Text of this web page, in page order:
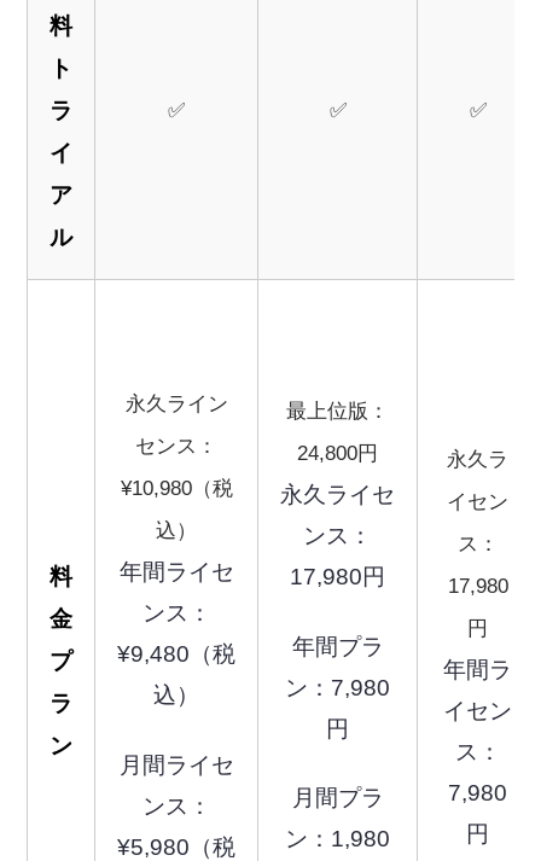
料
ト
ラ
イ
ア
ル
✅ ✅ ✅
料
金
プ
ラ
ン
永久ライン
センス：
¥10,980（税
込）
年間ライセ
ンス：
¥9,480（税
込）
月間ライセ
ンス：
¥5,980（税
最上位版：
24,800円
永久ライセ
ンス：
17,980円
年間プラ
ン：7,980
円
月間プラ
ン：1,980
永久ラ
イセン
ス：
17,980
円
年間ラ
イセン
ス：
7,980
円